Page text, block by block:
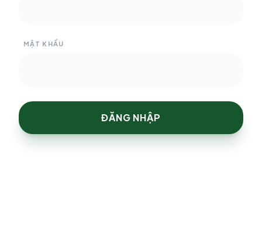
MẬT KHẨU
ĐĂNG NHẬP